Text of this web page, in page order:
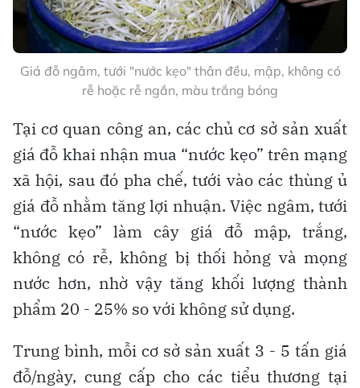
Giá đỗ ngâm, tưới "nước kẹo" thân đều, mập, không có
rễ hoặc rễ ngắn, màu trắng bóng
Tại cơ quan công an, các chủ cơ sở sản xuất
giá đỗ khai nhận mua “nước kẹo” trên mạng
xã hội, sau đó pha chế, tưới vào các thùng ủ
giá đỗ nhằm tăng lợi nhuận. Việc ngâm, tưới
“nước kẹo” làm cây giá đỗ mập, trắng,
không có rễ, không bị thối hỏng và mọng
nước hơn, nhờ vậy tăng khối lượng thành
phẩm 20 - 25% so với không sử dụng.
Trung bình, mỗi cơ sở sản xuất 3 - 5 tấn giá
đỗ/ngày, cung cấp cho các tiểu thương tại